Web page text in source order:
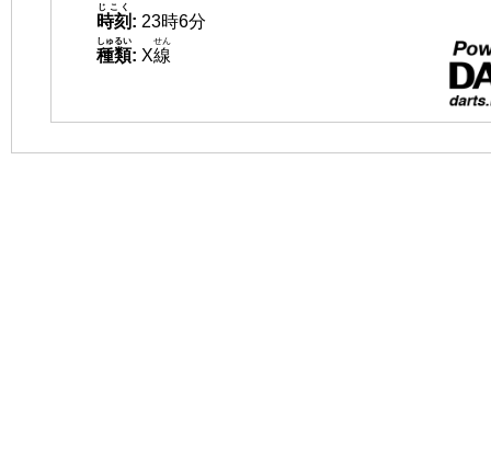
時刻
じこく
: 23時6分
種類
しゅるい
: X線
せん